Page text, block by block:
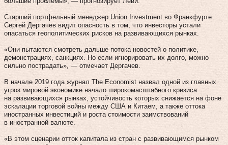
Старший портфельный менеджер Union Investment во Франкфурте
Сергей Дергачев видит опасность в том, что инвесторы устали
опасаться геополитических рисков на развивающихся рынках.
«Они пытаются смотреть дальше потока новостей о политике,
демонстрациях, санкциях. Но если игнорировать их долго, можно
сильно пострадать», — отмечает Дергачев.
В начале 2019 года журнал The Economist назвал одной из главных
угроз мировой экономике начало широкомасштабного кризиса
на развивающихся рынках, устойчивость которых снижается на фоне
эскалации торговой войны между США и Китаем, а также оттока
иностранных инвестиций и роста стоимости заимствований
в иностранной валюте.
«В этом сценарии отток капитала из стран с развивающимся рынком